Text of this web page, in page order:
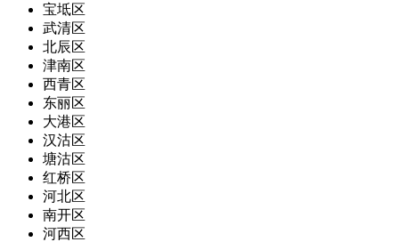
宝坻区
武清区
北辰区
津南区
西青区
东丽区
大港区
汉沽区
塘沽区
红桥区
河北区
南开区
河西区